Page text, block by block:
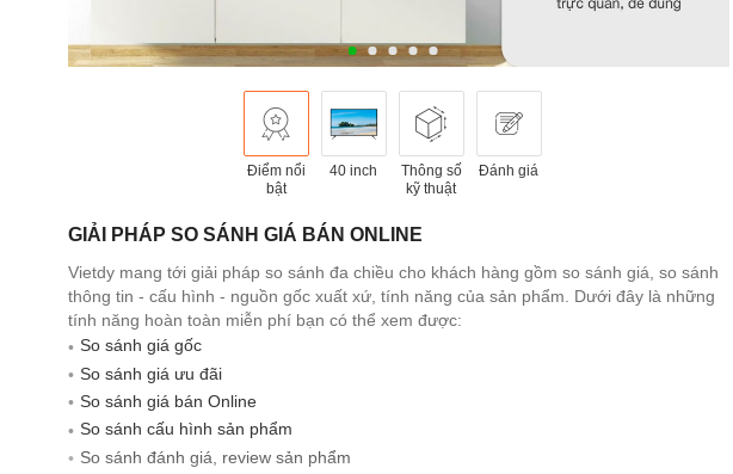
Điểm nổi
bật
40 inch
Thông số
kỹ thuật
Đánh giá
GIẢI PHÁP SO SÁNH GIÁ BÁN ONLINE
Vietdy mang tới giải pháp so sánh đa chiều cho khách hàng gồm so sánh giá, so sánh
thông tin - cấu hình - nguồn gốc xuất xứ, tính năng của sản phẩm. Dưới đây là những
tính năng hoàn toàn miễn phí bạn có thể xem được:
So sánh giá gốc
So sánh giá ưu đãi
So sánh giá bán Online
So sánh cấu hình sản phẩm
So sánh đánh giá, review sản phẩm